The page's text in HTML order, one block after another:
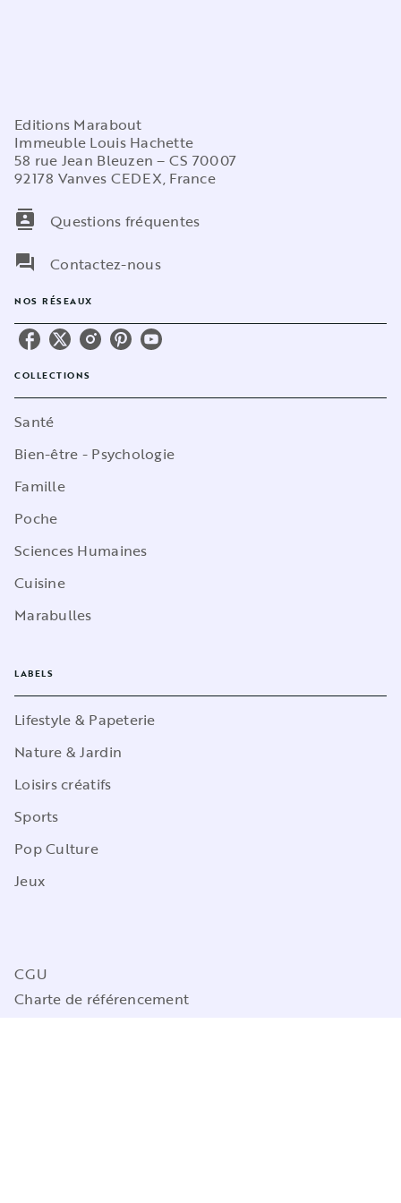
Editions Marabout
Immeuble Louis Hachette
58 rue Jean Bleuzen – CS 70007
92178 Vanves CEDEX, France
contacts
Questions fréquentes
question_answer
Contactez-nous
NOS RÉSEAUX
COLLECTIONS
Santé
Bien-être - Psychologie
Famille
Poche
Sciences Humaines
Cuisine
Marabulles
LABELS
Lifestyle & Papeterie
Nature & Jardin
Loisirs créatifs
Sports
Pop Culture
Jeux
CGU
Charte de référencement